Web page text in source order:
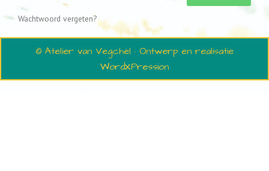
Wachtwoord vergeten?
© Atelier van Vegchel · Ontwerp en realisatie
WordXPression